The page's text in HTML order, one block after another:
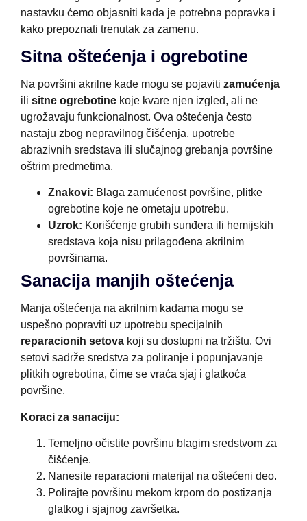
nastavku ćemo objasniti kada je potrebna popravka i
kako prepoznati trenutak za zamenu.
Sitna oštećenja i ogrebotine
Na površini akrilne kade mogu se pojaviti zamućenja
ili sitne ogrebotine koje kvare njen izgled, ali ne
ugrožavaju funkcionalnost. Ova oštećenja često
nastaju zbog nepravilnog čišćenja, upotrebe
abrazivnih sredstava ili slučajnog grebanja površine
oštrim predmetima.
Znakovi: Blaga zamućenost površine, plitke
ogrebotine koje ne ometaju upotrebu.
Uzrok: Korišćenje grubih sunđera ili hemijskih
sredstava koja nisu prilagođena akrilnim
površinama.
Sanacija manjih oštećenja
Manja oštećenja na akrilnim kadama mogu se
uspešno popraviti uz upotrebu specijalnih
reparacionih setova koji su dostupni na tržištu. Ovi
setovi sadrže sredstva za poliranje i popunjavanje
plitkih ogrebotina, čime se vraća sjaj i glatkoća
površine.
Koraci za sanaciju:
Temeljno očistite površinu blagim sredstvom za
čišćenje.
Nanesite reparacioni materijal na oštećeni deo.
Polirajte površinu mekom krpom do postizanja
glatkog i sjajnog završetka.